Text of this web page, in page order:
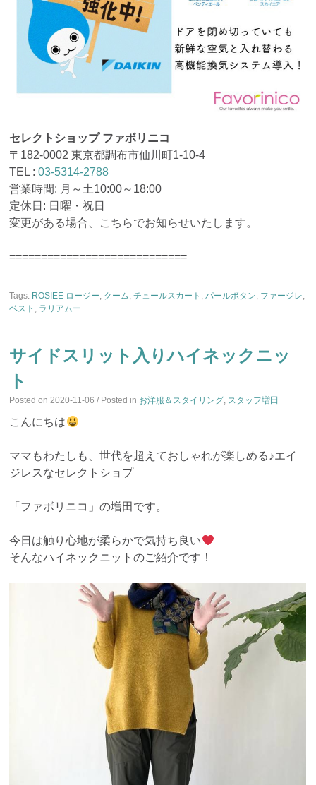
セレクトショップ ファボリニコ
〒182-0002 東京都調布市仙川町1-10-4
TEL :03-5314-2788
営業時間: 月～土10:00～18:00
定休日: 日曜・祝日
変更がある場合、こちらでお知らせいたします。
============================
Tags: ROSIEE ロージー, クーム,チュールスカート ,パールボタン, ファージレ,
ベスト , ラリアムー
サイドスリット入りハイネックニッ
ト
Posted on2020-11-06 / Posted in お洋服＆スタイリング, スタッフ増田
こんにちは
ママもわたしも、世代を超えておしゃれが楽しめる♪エイ
ジレスなセレクトショプ
「ファボリニコ」の増田です。
今日は触り心地が柔らかで気持ち良い
そんなハイネックニットのご紹介です！